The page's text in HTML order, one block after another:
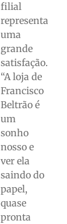
filial
representa
uma
grande
satisfação.
“A loja de
Francisco
Beltrão é
um
sonho
nosso e
ver ela
saindo do
papel,
quase
pronta